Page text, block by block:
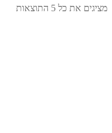
מציגים את כל ⁦5⁩ התוצאות